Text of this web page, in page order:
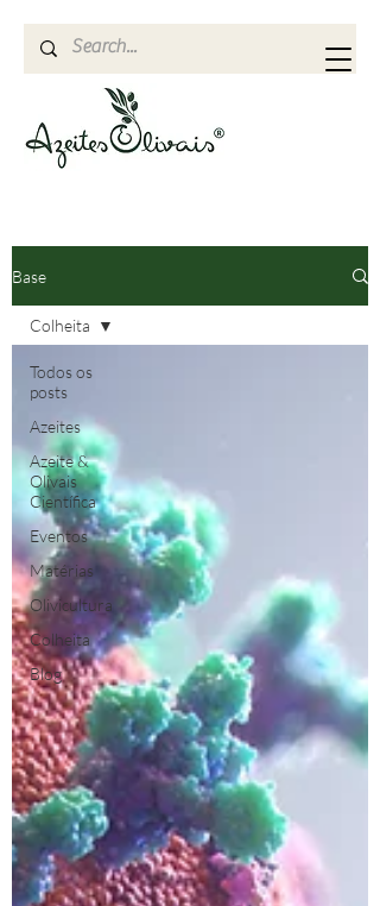
Base
Todos os
posts
Azeites
Azeite &
Olivais
Científica
Eventos
Matérias
Olivicultura
Colheita
Blog
Colheita